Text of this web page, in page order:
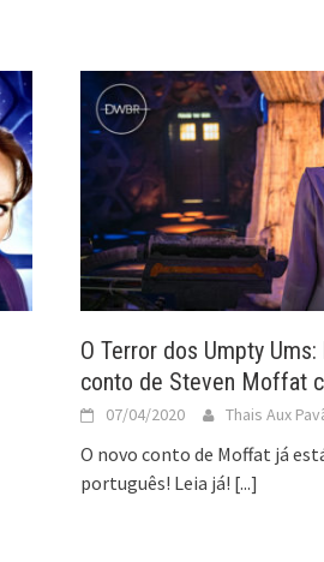
O Terror dos Umpty
conto de Steven Moffat
07/04/2020 Thais Aux
O novo conto de Moffat já
português! Leia já! [...]